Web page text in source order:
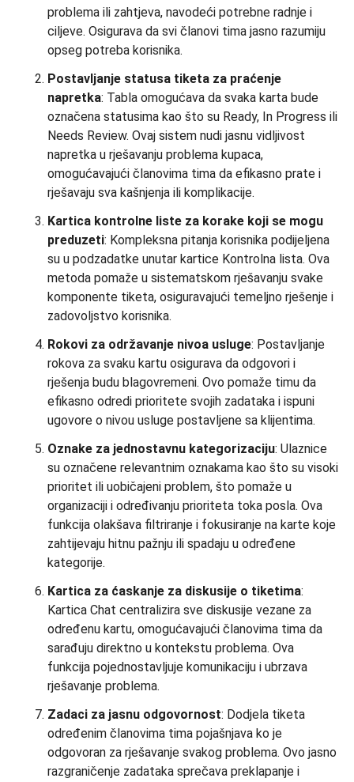
problema ili zahtjeva, navodeći potrebne radnje i
ciljeve. Osigurava da svi članovi tima jasno razumiju
opseg potreba korisnika.
Postavljanje statusa tiketa za praćenje
napretka: Tabla omogućava da svaka karta bude
označena statusima kao što su Ready, In Progress ili
Needs Review. Ovaj sistem nudi jasnu vidljivost
napretka u rješavanju problema kupaca,
omogućavajući članovima tima da efikasno prate i
rješavaju sva kašnjenja ili komplikacije.
Kartica kontrolne liste za korake koji se mogu
preduzeti: Kompleksna pitanja korisnika podijeljena
su u podzadatke unutar kartice Kontrolna lista. Ova
metoda pomaže u sistematskom rješavanju svake
komponente tiketa, osiguravajući temeljno rješenje i
zadovoljstvo korisnika.
Rokovi za održavanje nivoa usluge: Postavljanje
rokova za svaku kartu osigurava da odgovori i
rješenja budu blagovremeni. Ovo pomaže timu da
efikasno odredi prioritete svojih zadataka i ispuni
ugovore o nivou usluge postavljene sa klijentima.
Oznake za jednostavnu kategorizaciju: Ulaznice
su označene relevantnim oznakama kao što su visoki
prioritet ili uobičajeni problem, što pomaže u
organizaciji i određivanju prioriteta toka posla. Ova
funkcija olakšava filtriranje i fokusiranje na karte koje
zahtijevaju hitnu pažnju ili spadaju u određene
kategorije.
Kartica za ćaskanje za diskusije o tiketima:
Kartica Chat centralizira sve diskusije vezane za
određenu kartu, omogućavajući članovima tima da
sarađuju direktno u kontekstu problema. Ova
funkcija pojednostavljuje komunikaciju i ubrzava
rješavanje problema.
Zadaci za jasnu odgovornost: Dodjela tiketa
određenim članovima tima pojašnjava ko je
odgovoran za rješavanje svakog problema. Ovo jasno
razgraničenje zadataka sprečava preklapanje i